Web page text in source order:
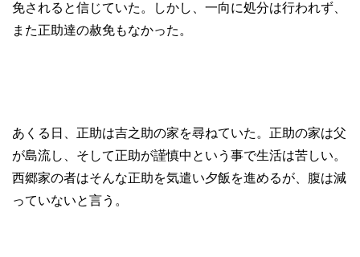
免されると信じていた。しかし、一向に処分は行われず、
また正助達の赦免もなかった。
あくる日、正助は吉之助の家を尋ねていた。正助の家は父
が島流し、そして正助が謹慎中という事で生活は苦しい。
西郷家の者はそんな正助を気遣い夕飯を進めるが、腹は減
っていないと言う。